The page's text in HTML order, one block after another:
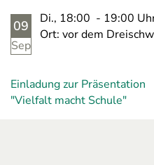
09
Sep
Di., 18:00 - 19:00
Ort: vor dem
Einladung zur Präsentation
"Vielfalt macht Schule"